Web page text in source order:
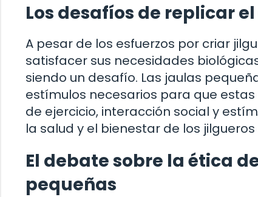
Los desafíos de replicar
A pesar de los esfuerzos por criar
satisfacer sus necesidades
siendo un desafío. Las jaulas
estímulos necesarios para que
de ejercicio, interacción social y
la salud y el bienestar de los
El debate sobre la ética
pequeñas